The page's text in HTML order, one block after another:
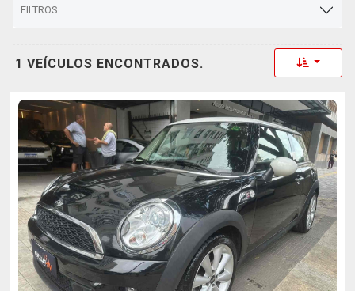
FILTROS
1 VEÍCULOS ENCONTRADOS. Toggle